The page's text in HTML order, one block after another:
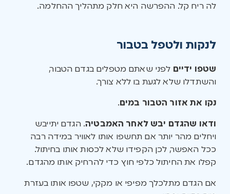
לה ריח קל. ההפרשה היא חלק מתהליך ההחלמה.
לנקות ולטפל בטבור
שטפו ידיים לפני שאתם מטפלים בגדם הטבור,
והשתדלו שלא לגעת בו ללא צורך.
נקו את אזור הטבור במים.
ודאו שהגדם יבש לאחר האמבטיה. הגדם יתייבש
ויחלים מהר יותר אם תחשפו אותו לאוויר במידה רבה
ככל האפשר, לכן הקפידו שלא לכסות אותו בחיתול.
קפלו את החיתול כלפי חוץ כדי להרחיק אותו מהגדם.
אם הגדם מתלכלך מפיפי או מקקי, שטפו אותו בעזרת